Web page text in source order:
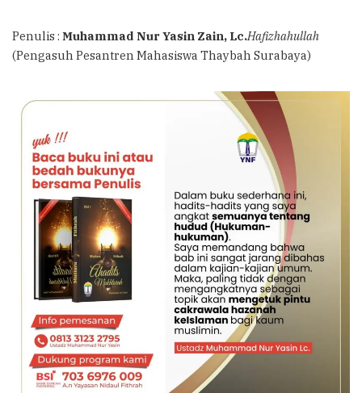
Penulis : Muhammad Nur Yasin Zain, Lc.Hafizhahullah
(Pengasuh Pesantren Mahasiswa Thaybah Surabaya)